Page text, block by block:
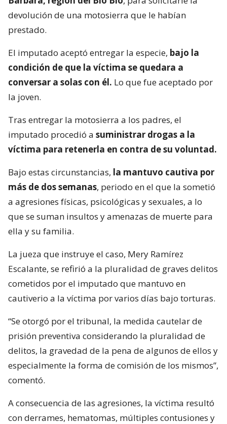
devolución de una motosierra que le habían
prestado.
El imputado aceptó entregar la especie, bajo la
condición de que la víctima se quedara a
conversar a solas con él. Lo que fue aceptado por
la joven.
Tras entregar la motosierra a los padres, el
imputado procedió a suministrar drogas a la
víctima para retenerla en contra de su voluntad.
Bajo estas circunstancias, la mantuvo cautiva por
más de dos semanas, periodo en el que la sometió
a agresiones físicas, psicológicas y sexuales, a lo
que se suman insultos y amenazas de muerte para
ella y su familia.
La jueza que instruye el caso, Mery Ramírez
Escalante, se refirió a la pluralidad de graves delitos
cometidos por el imputado que mantuvo en
cautiverio a la víctima por varios días bajo torturas.
“Se otorgó por el tribunal, la medida cautelar de
prisión preventiva considerando la pluralidad de
delitos, la gravedad de la pena de algunos de ellos y
especialmente la forma de comisión de los mismos”,
comentó.
A consecuencia de las agresiones, la víctima resultó
con derrames, hematomas, múltiples contusiones y